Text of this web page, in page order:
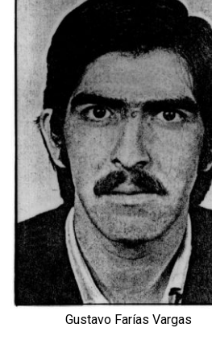
Gustavo Farías Vargas